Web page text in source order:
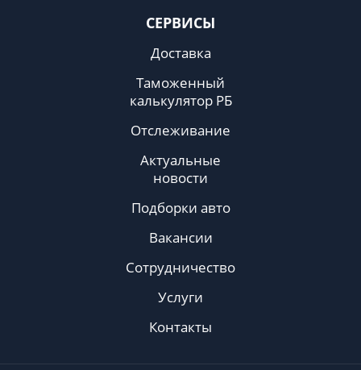
СЕРВИСЫ
Доставка
Таможенный
калькулятор РБ
Отслеживание
Актуальные
новости
Подборки авто
Вакансии
Сотрудничество
Услуги
Контакты